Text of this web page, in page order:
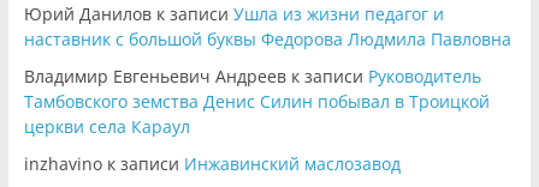
Юрий Даниловк записи Ушла из жизни педагог и
наставник с большой буквы Федорова Людмила Павловна
Владимир Евгеньевич Андреевк записи Руководитель
Тамбовского земства Денис Силин побывал в Троицкой
церкви села Караул
inzhavinoк записи Инжавинский маслозавод